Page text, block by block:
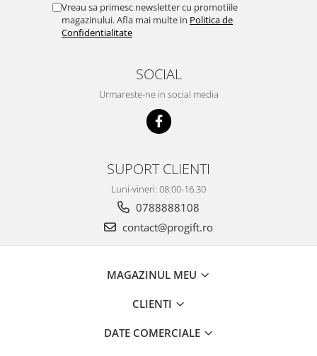
Vreau sa primesc newsletter cu promotiile
magazinului. Afla mai multe in Politica de
Confidentialitate
SOCIAL
Urmareste-ne in social media
SUPORT CLIENTI
Luni-vineri: 08:00-16.30
0788888108
contact@progift.ro
MAGAZINUL MEU
CLIENTI
DATE COMERCIALE